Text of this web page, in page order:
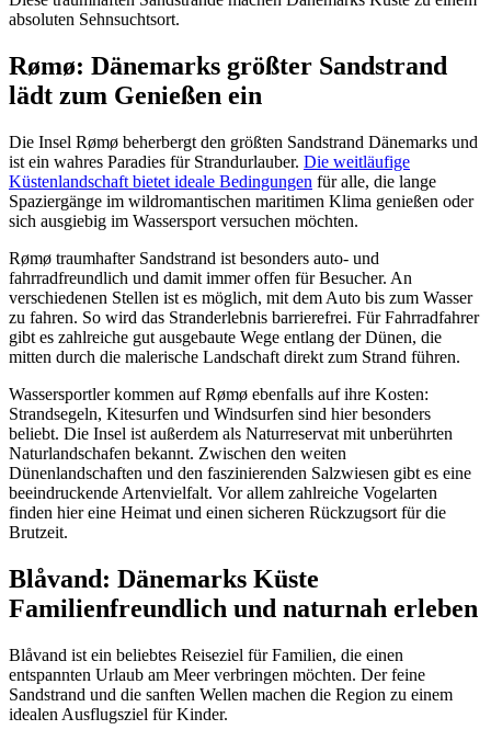
absoluten Sehnsuchtsort.
Rømø: Dänemarks größter Sandstrand
lädt zum Genießen ein
Die Insel Rømø beherbergt den größten Sandstrand Dänemarks und
ist ein wahres Paradies für Strandurlauber. Die weitläufige
Küstenlandschaft bietet ideale Bedingungen für alle, die lange
Spaziergänge im wildromantischen maritimen Klima genießen oder
sich ausgiebig im Wassersport versuchen möchten.
Rømø traumhafter Sandstrand ist besonders auto- und
fahrradfreundlich und damit immer offen für Besucher. An
verschiedenen Stellen ist es möglich, mit dem Auto bis zum Wasser
zu fahren. So wird das Stranderlebnis barrierefrei. Für Fahrradfahrer
gibt es zahlreiche gut ausgebaute Wege entlang der Dünen, die
mitten durch die malerische Landschaft direkt zum Strand führen.
Wassersportler kommen auf Rømø ebenfalls auf ihre Kosten:
Strandsegeln, Kitesurfen und Windsurfen sind hier besonders
beliebt. Die Insel ist außerdem als Naturreservat mit unberührten
Naturlandschafen bekannt. Zwischen den weiten
Dünenlandschaften und den faszinierenden Salzwiesen gibt es eine
beeindruckende Artenvielfalt. Vor allem zahlreiche Vogelarten
finden hier eine Heimat und einen sicheren Rückzugsort für die
Brutzeit.
Blåvand: Dänemarks Küste
Familienfreundlich und naturnah erleben
Blåvand ist ein beliebtes Reiseziel für Familien, die einen
entspannten Urlaub am Meer verbringen möchten. Der feine
Sandstrand und die sanften Wellen machen die Region zu einem
idealen Ausflugsziel für Kinder.